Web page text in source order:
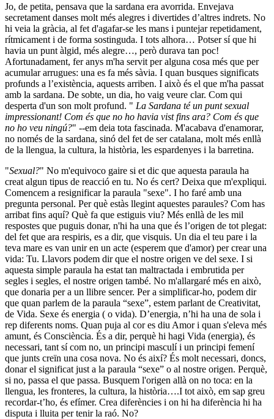
Jo, de petita, pensava que la sardana era avorrida. Envejava
secretament danses molt més alegres i divertides d’altres indrets. No
hi veia la gràcia, al fet d'agafar-se les mans i puntejar repetidament,
rítmicament i de forma sostinguda. I tots alhora… Potser sí que hi
havia un punt àlgid, més alegre…, però durava tan poc!
Afortunadament, fer anys m'ha servit per alguna cosa més que per
acumular arrugues: una es fa més sàvia. I quan busques significats
profunds a l’existència, aquests arriben. I això és el que m'ha passat
amb la sardana. De sobte, un dia, ho vaig veure clar. Com qui
desperta d'un son molt profund. " La Sardana té un punt sexual
impressionant! Com és que no ho havia vist fins ara? Com és que
no ho veu ningú?" --em deia tota fascinada. M'acabava d'enamorar,
no només de la sardana, sinó del fet de ser catalana, molt més enllà
de la llengua, la cultura, la història, les espardenyes i la barretina.
"Sexual?" No m'equivoco gaire si et dic que aquesta paraula ha
creat algun tipus de reacció en tu. No és cert? Deixa que m'expliqui.
Comencem a resignificar la paraula "sexe". I ho faré amb una
pregunta personal. Per què estàs llegint aquestes paraules? Com has
arribat fins aquí? Què fa que estiguis viu? Més enllà de les mil
respostes que puguis donar, n'hi ha una que és l’origen de tot plegat:
del fet que ara respiris, es a dir, que visquis. Un dia el teu pare i la
teva mare es van unir en un acte (esperem que d'amor) per crear una
vida: Tu. Llavors podem dir que el nostre origen ve del sexe. I si
aquesta simple paraula ha estat tan maltractada i embrutida per
segles i segles, el nostre origen també. No m'allargaré més en això,
que donaria per a un llibre sencer. Per a simplificar-ho, podem dir
que quan parlem de la paraula “sexe”, estem parlant de Creativitat,
de Vida. Sexe és energia ( o vida). D’energia, n’hi ha una de sola i
rep diferents noms. Quan puja al cor es diu Amor i quan s'eleva més
amunt, és Consciència. És a dir, perquè hi hagi Vida (energia), és
necessari, tant sí com no, un principi masculí i un principi femení
que junts creïn una cosa nova. No és així? És molt necessari, doncs,
donar el significat just a la paraula “sexe” o al nostre origen. Perquè,
si no, passa el que passa. Busquem l'origen allà on no toca: en la
llengua, les fronteres, la cultura, la història….I tot això, em sap greu
recordar-t’ho, és efímer. Crea diferències i on hi ha diferència hi ha
disputa i lluita per tenir la raó. No?